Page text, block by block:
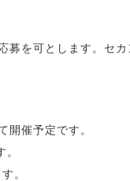
募を可とします。セカ
開催予定です。
。